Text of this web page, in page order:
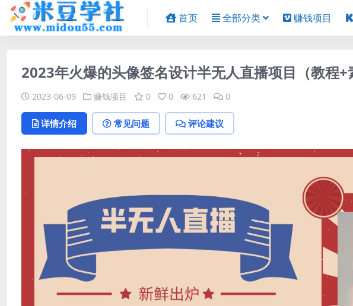
首页 全部分类 赚钱项目
2023年火爆的头像签名设计半无人直播项目（教程+
2023-06-09 赚钱项目 0 0 621 0
详情介绍 常见问题 评论建议